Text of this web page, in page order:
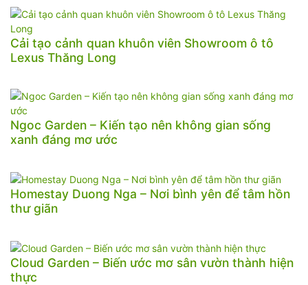
Cải tạo cảnh quan khuôn viên Showroom ô tô
Lexus Thăng Long
Ngoc Garden – Kiến tạo nên không gian sống
xanh đáng mơ ước
Homestay Duong Nga – Nơi bình yên để tâm hồn
thư giãn
Cloud Garden – Biến ước mơ sân vườn thành hiện
thực